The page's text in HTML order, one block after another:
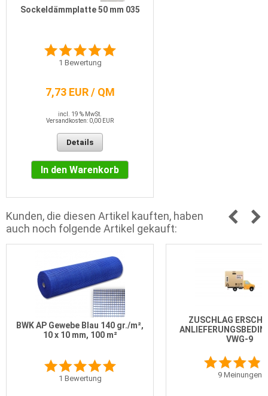
Sockeldämmplatte 50 mm 035
1 Bewertung
7,73 EUR / QM
incl. 19 % MwSt.
Versandkosten: 0,00 EUR
Details
In den Warenkorb
Kunden, die diesen Artikel kauften, haben
auch noch folgende Artikel gekauft:
BWK AP Gewebe Blau 140 gr./m²,
10 x 10 mm, 100 m²
1 Bewertung
ZUSCHLAG
VWG-9
9Meinungen